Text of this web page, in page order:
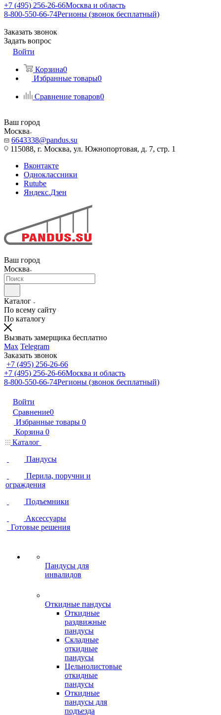
+7 (495) 256-26-66Москва и область
8-800-550-66-74Регионы (звонок бесплатный)
Заказать звонок
Задать вопрос
Войти
Корзина0
Избранные товары0
Сравнение товаров0
Ваш город
Москва
6643338@pandus.su
115088, г. Москва, ул. Южнопортовая, д. 7, стр. 1
Вконтакте
Одноклассники
Rutube
Яндекс.Дзен
Ваш город
Москва
Каталог
По всему сайту
По каталогу
Вызвать замерщика бесплатно
Max Telegram
Заказать звонок
+7 (495) 256-26-66
+7 (495) 256-26-66Москва и область
8-800-550-66-74Регионы (звонок бесплатный)
Войти
Сравнение0
Избранные товары 0
Корзина 0
Каталог
Пандусы
Перила, поручни и
ограждения
Подъемники
Аксессуары
Готовые решения
Пандусы для
инвалидов
Откидные пандусы
Откидные
раздвижные
пандусы
Складные
откидные
пандусы
Цельнолистовые
откидные
пандусы
Откидные
пандусы для
подъезда